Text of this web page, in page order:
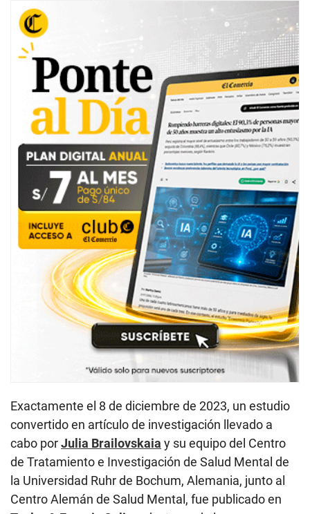
Exactamente el 8 de diciembre de 2023, un estudio
convertido en artículo de investigación llevado a
cabo porJulia Brailovskaia y su equipo del Centro
de Tratamiento e Investigación de Salud Mental de
la Universidad Ruhr de Bochum, Alemania, junto al
Centro Alemán de Salud Mental, fue publicado en